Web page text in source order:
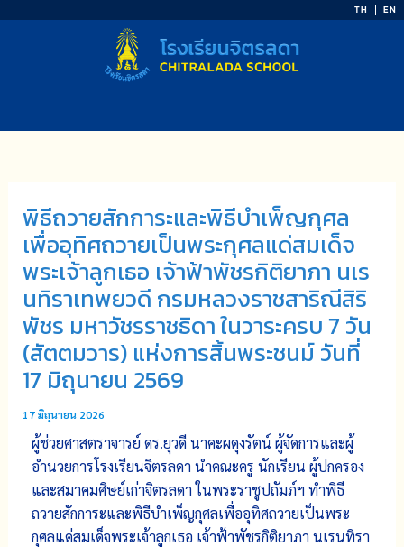
TH EN
พิธีถวายสักการะและพิธีบำเพ็ญกุศล
เพื่ออุทิศถวายเป็นพระกุศลแด่สมเด็จ
พระเจ้าลูกเธอ เจ้าฟ้าพัชรกิติยาภา นเร
นทิราเทพยวดี กรมหลวงราชสาริณีสิริ
พัชร มหาวัชรราชธิดา ในวาระครบ 7 วัน
(สัตตมวาร) แห่งการสิ้น​พระชนม์​​ วันที่​
17 มิถุนายน​ 2569
17 มิถุนายน 2026
ผู้ช่วยศาสตราจารย์ ดร.ยุวดี นาคะผดุงรัตน์ ผู้จัดการและผู้
อำนวยการโรงเรียนจิตรลดา นำคณะครู นักเรียน ผู้ปกครอง
และสมาคมศิษย์เก่าจิตรลดา ในพระราชูปถัมภ์ฯ ทำพิธี
ถวายสักการะและพิธีบำเพ็ญกุศลเพื่ออุทิศถวายเป็นพระ
กุศลแด่สมเด็จพระเจ้าลูกเธอ เจ้าฟ้าพัชรกิติยาภา นเรนทิรา